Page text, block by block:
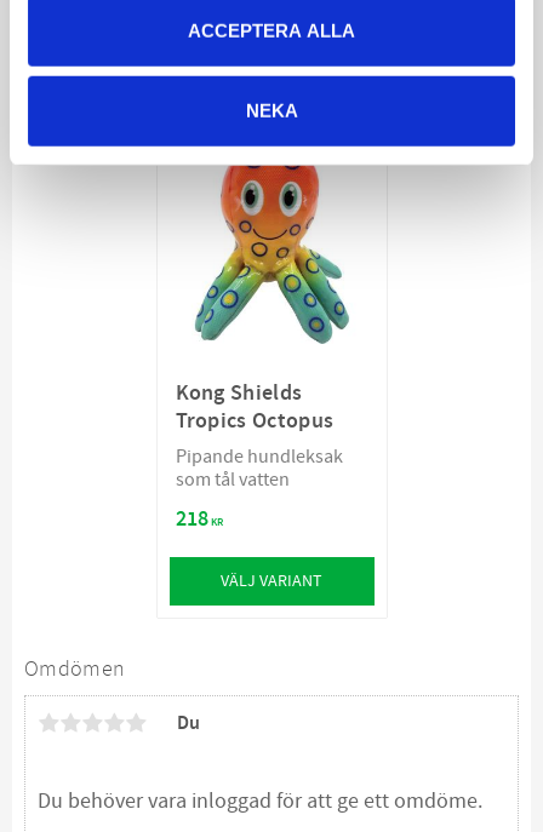
ACCEPTERA ALLA
NEKA
Omdömen
Du
VÄLJ VARIANT
199
VÄLJ VARIANT
Kong Shields
Tropics Octopus
Pipande hundleksak
som tål vatten
218KR
VÄLJ VARIANT